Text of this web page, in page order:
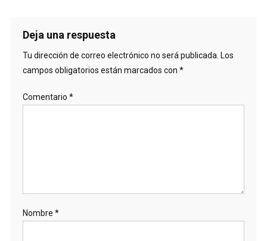
Deja una respuesta
Tu dirección de correo electrónico no será publicada. Los
campos obligatorios están marcados con *
Comentario *
Nombre *